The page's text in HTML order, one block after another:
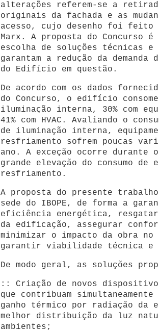
alterações referem-se a
originais da fachada e as
acesso, cujo desenho foi feito
Marx. A proposta do Concurso é
escolha de soluções técnicas
garantam a redução da demanda
do Edifício em questão.
De acordo com os dados
do Concurso, o edifício consome
iluminação interna, 30% com
41% com HVAC. Avaliando o
de iluminação interna,
resfriamento sofrem poucas
ano. A exceção ocorre durante
grande elevação do consumo de
resfriamento.
A proposta do presente
sede do IBOPE, de forma a
eficiência energética,
da edificação, assegurar
minimizar o impacto da obra
garantir viabilidade técnica e
De modo geral, as soluções
:: Criação de novos
que contribuam
ganho térmico por radiação da
melhor distribuição da luz
ambientes;